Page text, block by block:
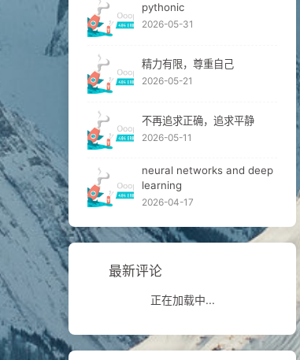
pythonic
2026-05-31
精力有限，尊重自己
2026-05-21
不再追求正确，追求平静
2026-05-11
neural networks and deep
learning
2026-04-17
最新评论
正在加载中...